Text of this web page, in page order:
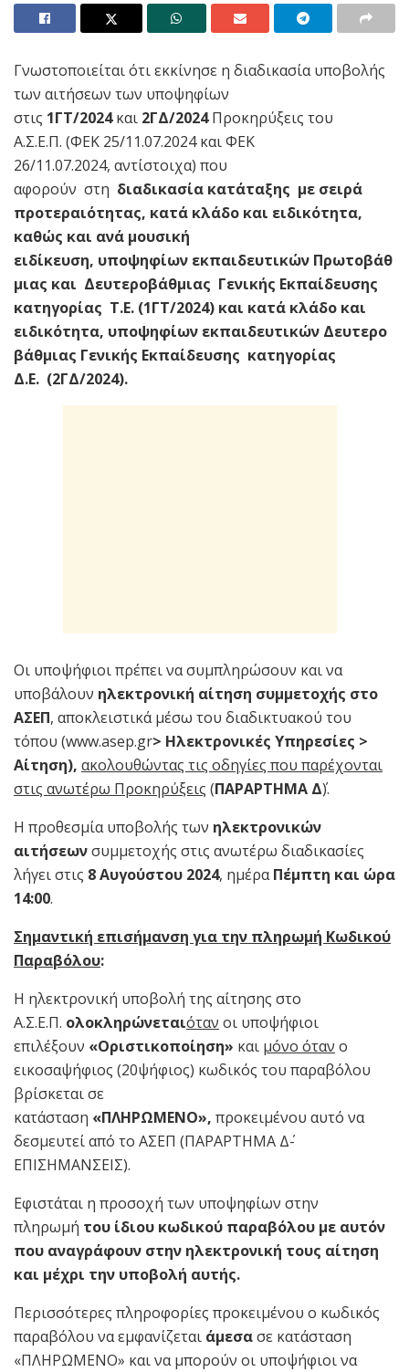
Γνωστοποιείται ότι εκκίνησε η διαδικασία υποβολής
των αιτήσεων των υποψηφίων
στις 1ΓΤ/2024και 2ΓΔ/2024Προκηρύξεις του
Α.Σ.Ε.Π. (ΦΕΚ 25/11.07.2024 και ΦΕΚ
26/11.07.2024, αντίστοιχα) που
αφορούν στη διαδικασία κατάταξης με σειρά
προτεραιότητας, κατά κλάδο και ειδικότητα,
καθώς και ανά μουσική
ειδίκευση, υποψηφίων εκπαιδευτικών Πρωτοβάθ
μιας και Δευτεροβάθμιας Γενικής Εκπαίδευσης
κατηγορίας Τ.Ε. (1ΓΤ/2024) και κατά κλάδο και
ειδικότητα, υποψηφίων εκπαιδευτικών Δευτερο
βάθμιας Γενικής Εκπαίδευσης κατηγορίας
Δ.Ε. (2ΓΔ/2024).
Οι υποψήφιοι πρέπει να συμπληρώσουν και να
υποβάλουν ηλεκτρονική αίτηση συμμετοχής στο
ΑΣΕΠ, αποκλειστικά μέσω του διαδικτυακού του
τόπου (www.asep.gr> Ηλεκτρονικές Υπηρεσίες >
Αίτηση), ακολουθώντας τις οδηγίες που παρέχονται
στις ανωτέρω Προκηρύξεις (ΠΑΡΑΡΤΗΜΑ Δ΄).
Η προθεσμία υποβολής των ηλεκτρονικών
αιτήσεωνσυμμετοχής στις ανωτέρω διαδικασίες
λήγει στις 8 Αυγούστου 2024, ημέραΠέμπτη και ώρα
14:00.
Σημαντική επισήμανση για την πληρωμή Κωδικού
Παραβόλου:
Η ηλεκτρονική υποβολή της αίτησης στο
Α.Σ.Ε.Π. ολοκληρώνεταιόταν οι υποψήφιοι
επιλέξουν «Οριστικοποίηση» και μόνο όταν ο
εικοσαψήφιος (20ψήφιος) κωδικός του παραβόλου
βρίσκεται σε
κατάσταση «ΠΛΗΡΩΜΕΝΟ», προκειμένου αυτό να
δεσμευτεί από το ΑΣΕΠ (ΠΑΡΑΡΤΗΜΑ Δ΄-
ΕΠΙΣΗΜΑΝΣΕΙΣ).
Eφιστάται η προσοχή των υποψηφίων στην
πληρωμή του ίδιου κωδικού παραβόλου με αυτόν
που αναγράφουν στην ηλεκτρονική τους αίτηση
και μέχρι την υποβολή αυτής.
Περισσότερες πληροφορίες προκειμένου ο κωδικός
παραβόλου να εμφανίζεται άμεσασε κατάσταση
«ΠΛΗΡΩΜΕΝΟ» και να μπορούν οι υποψήφιοι να